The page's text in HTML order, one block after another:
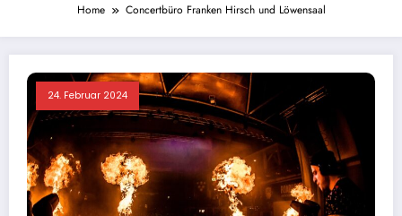
Home Concertbüro Franken Hirsch und Löwensaal
24. Februar 2024